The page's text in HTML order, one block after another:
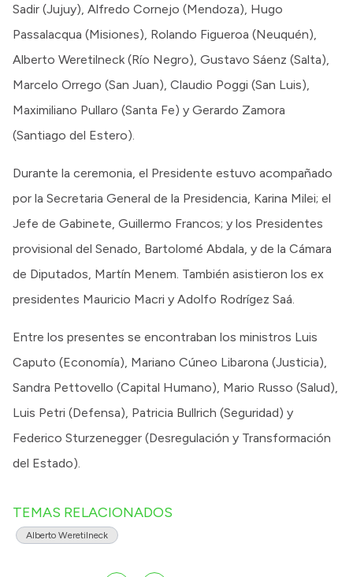
Sadir (Jujuy), Alfredo Cornejo (Mendoza), Hugo
Passalacqua (Misiones), Rolando Figueroa (Neuquén),
Alberto Weretilneck (Río Negro), Gustavo Sáenz (Salta),
Marcelo Orrego (San Juan), Claudio Poggi (San Luis),
Maximiliano Pullaro (Santa Fe) y Gerardo Zamora
(Santiago del Estero).
Durante la ceremonia, el Presidente estuvo acompañado
por la Secretaria General de la Presidencia, Karina Milei; el
Jefe de Gabinete, Guillermo Francos; y los Presidentes
provisional del Senado, Bartolomé Abdala, y de la Cámara
de Diputados, Martín Menem. También asistieron los ex
presidentes Mauricio Macri y Adolfo Rodrígez Saá.
Entre los presentes se encontraban los ministros Luis
Caputo (Economía), Mariano Cúneo Libarona (Justicia),
Sandra Pettovello (Capital Humano), Mario Russo (Salud),
Luis Petri (Defensa), Patricia Bullrich (Seguridad) y
Federico Sturzenegger (Desregulación y Transformación
del Estado).
TEMAS RELACIONADOS
Alberto Weretilneck